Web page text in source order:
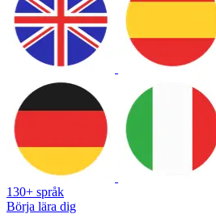
130+ språk
Börja lära dig